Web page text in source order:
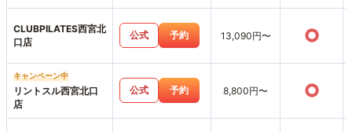
CLUBPILATES西宮北
口店
公式 予約 13,090円〜 ○
キャンペーン中
リントスル西宮北口
店
公式 予約 8,800円〜 ○